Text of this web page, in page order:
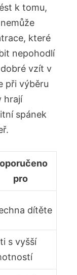
k tomu,
které
nepohodlí
vzít⁣ v
při výběru
hrají
spánek⁣
pro
dítěte
s​ vyšší